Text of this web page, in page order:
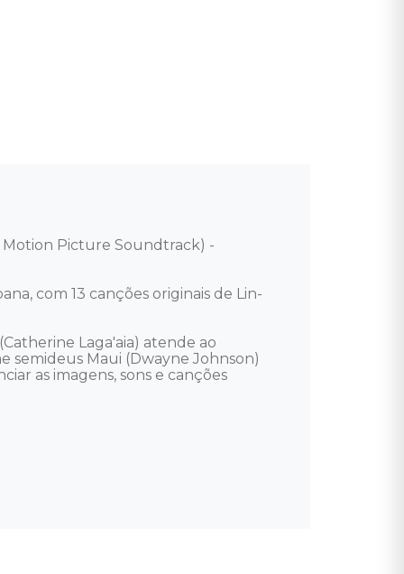
Motion Picture Soundtrack) -
com 13 canções originais de Lin-
Laga'aia) atende ao
semideus Maui (Dwayne Johnson)
as imagens, sons e canções